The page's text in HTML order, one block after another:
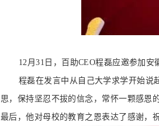
12月31日，百助CEO程磊应邀参加安徽
程磊在发言中从自己大学求学开始说起
思，保持坚忍不拔的信念，常怀一颗感恩
最后，他对母校的教育之恩表达了感谢，